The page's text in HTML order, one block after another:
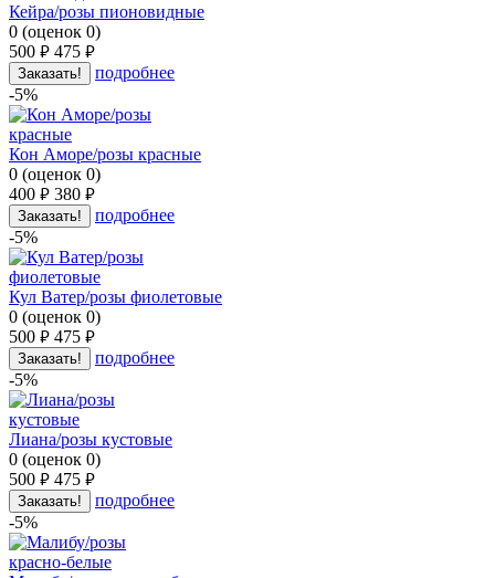
Кейра/розы пионовидные
0 (оценок 0)
500 руб. 475 руб.
Заказать!
подробнее
-5%
Кон Аморе/розы красные
0 (оценок 0)
400 руб. 380 руб.
Заказать!
подробнее
-5%
Кул Ватер/розы фиолетовые
0 (оценок 0)
500 руб. 475 руб.
Заказать!
подробнее
-5%
Лиана/розы кустовые
0 (оценок 0)
500 руб. 475 руб.
Заказать!
подробнее
-5%